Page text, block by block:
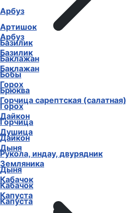
Арбуз
Базилик
Баклажан
Горох
Горчица сарептская (салатная)
Дайкон
Душица
Дыня
Земляника
Кабачок
Капуста
Арбуз
Артишок
Базилик
Баклажан
Бобы
Брюква
Горох
Горчица
Дайкон
Рукола, индау, двурядник
Дыня
Кабачок
Капуста